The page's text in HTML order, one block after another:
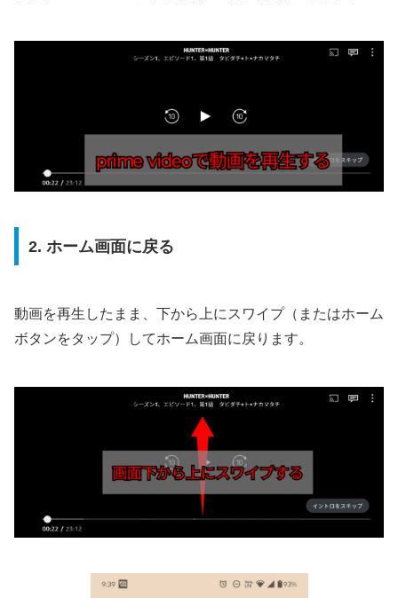
2. ホーム画面に戻る
動画を再生したまま、下から上にスワイプ（またはホーム
ボタンをタップ）してホーム画面に戻ります。